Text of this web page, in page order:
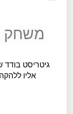
משחק
גיטריסט
אליו